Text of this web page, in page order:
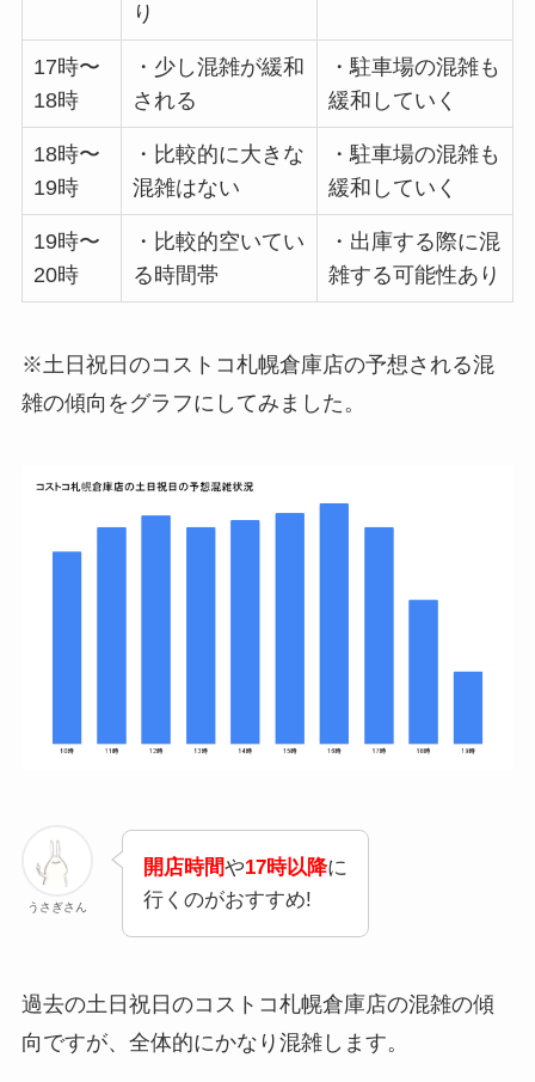
り
17時〜
18時
・少し混雑が緩和
される
・駐車場の混雑も
緩和していく
18時〜
19時
・比較的に大きな
混雑はない
・駐車場の混雑も
緩和していく
19時〜
20時
・比較的空いてい
る時間帯
・出庫する際に混
雑する可能性あり
※土日祝日のコストコ札幌倉庫店の予想される混
雑の傾向をグラフにしてみました。
うさぎさん
開店時間や17時以降に
行くのがおすすめ!
過去の土日祝日のコストコ札幌倉庫店の混雑の傾
向ですが、全体的にかなり混雑します。